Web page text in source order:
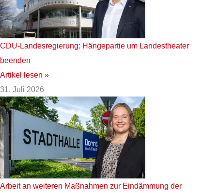
CDU-Landesregierung: Hängepartie um Landestheater
beenden
Artikel lesen »
31. Juli 2026
Arbeit an weiteren Maßnahmen zur Eindämmung der